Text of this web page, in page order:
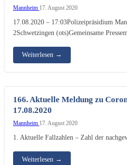
Mannheim 17. August 2020
17.08.2020 – 17:03Polizeipräsidium
2Schwetzingen (ots)Gemeinsame
Weiterlesen →
166. Aktuelle Meldung zu
17.08.2020
Mannheim 17. August 2020
1. Aktuelle Fallzahlen – Zahl der
Weiterlesen →